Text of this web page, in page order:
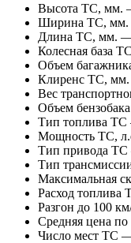
Высота ТС, мм.
Ширина ТС, мм.
Длина ТС, мм.
Колесная база
Объем
Клиренс ТС,
Вес
Объем
Тип топлива
Мощность ТС,
Тип привода
Тип
Максимальная
Расход топлива
Разгон до 100
Средняя цена
Число мест ТС